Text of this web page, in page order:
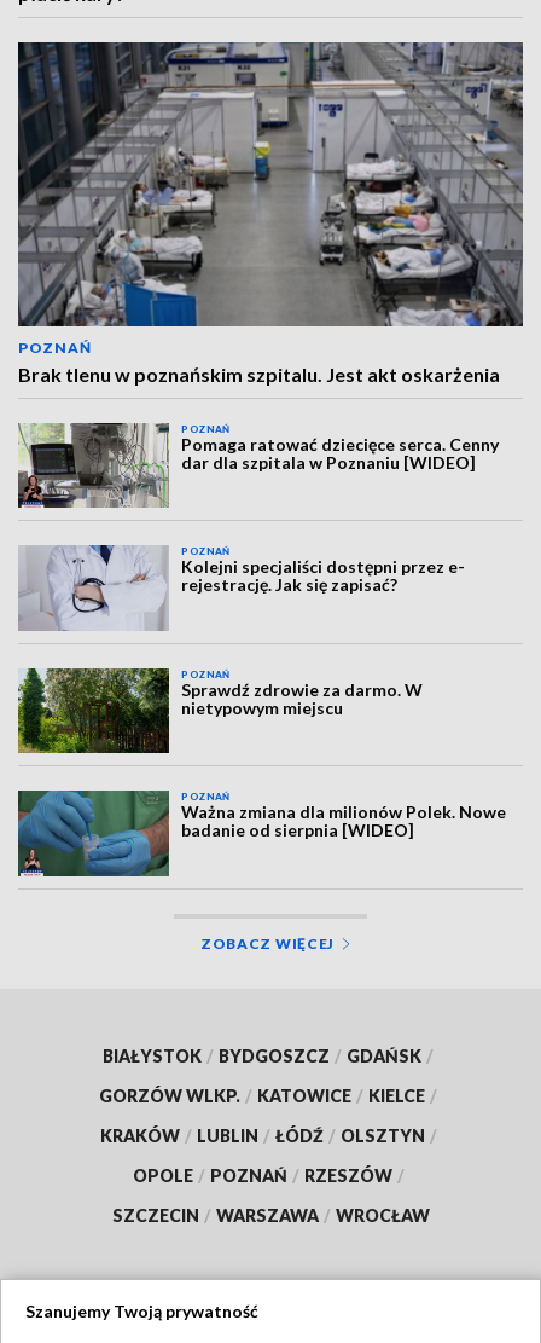
POZNAŃ
Brak tlenu w poznańskim szpitalu. Jest akt oskarżenia
POZNAŃ
Pomaga ratować dziecięce serca. Cenny
dar dla szpitala w Poznaniu [WIDEO]
POZNAŃ
Kolejni specjaliści dostępni przez e-
rejestrację. Jak się zapisać?
POZNAŃ
Sprawdź zdrowie za darmo. W
nietypowym miejscu
POZNAŃ
Ważna zmiana dla milionów Polek. Nowe
badanie od sierpnia [WIDEO]
ZOBACZ WIĘCEJ
BIAŁYSTOK / BYDGOSZCZ / GDAŃSK /
GORZÓW WLKP. / KATOWICE / KIELCE /
KRAKÓW / LUBLIN / ŁÓDŹ / OLSZTYN /
OPOLE / POZNAŃ / RZESZÓW /
SZCZECIN / WARSZAWA / WROCŁAW
Szanujemy Twoją prywatność